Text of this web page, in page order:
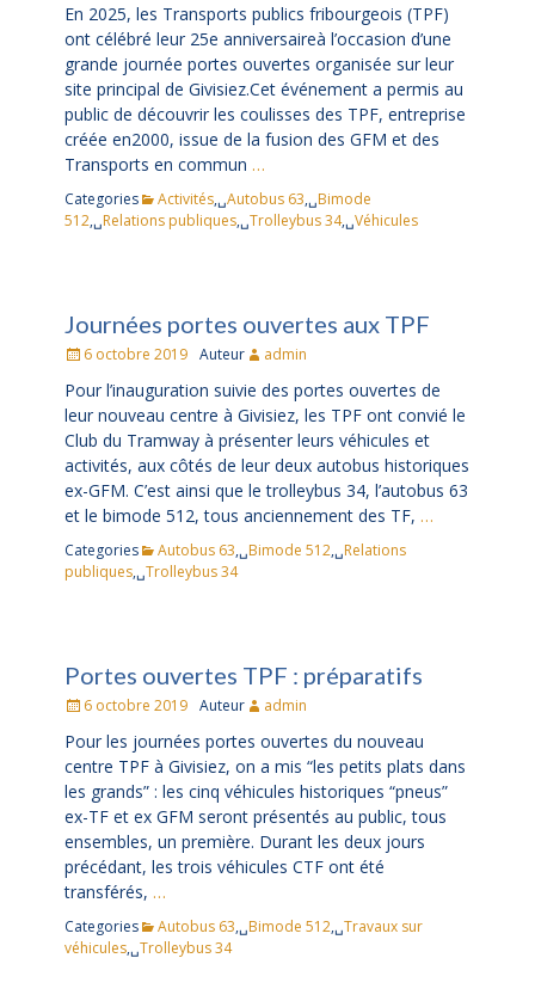
En 2025, les Transports publics fribourgeois (TPF)
ont célébré leur 25e anniversaireà l’occasion d’une
grande journée portes ouvertes organisée sur leur
site principal de Givisiez.Cet événement a permis au
public de découvrir les coulisses des TPF, entreprise
créée en2000, issue de la fusion des GFM et des
Transports en commun …
Categories Activités,␣Autobus 63,␣Bimode
512,␣Relations publiques,␣Trolleybus 34,␣Véhicules
Journées portes ouvertes aux TPF
Posté6 octobre 2019 Auteur admin
Pour l’inauguration suivie des portes ouvertes de
leur nouveau centre à Givisiez, les TPF ont convié le
Club du Tramway à présenter leurs véhicules et
activités, aux côtés de leur deux autobus historiques
ex-GFM. C’est ainsi que le trolleybus 34, l’autobus 63
et le bimode 512, tous anciennement des TF, …
Categories Autobus 63,␣Bimode 512,␣Relations
publiques,␣Trolleybus 34
Portes ouvertes TPF : préparatifs
Posté6 octobre 2019 Auteur admin
Pour les journées portes ouvertes du nouveau
centre TPF à Givisiez, on a mis “les petits plats dans
les grands” : les cinq véhicules historiques “pneus”
ex-TF et ex GFM seront présentés au public, tous
ensembles, un première. Durant les deux jours
précédant, les trois véhicules CTF ont été
transférés, …
Categories Autobus 63,␣Bimode 512,␣Travaux sur
véhicules,␣Trolleybus 34